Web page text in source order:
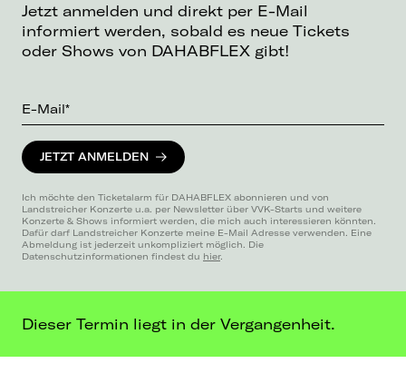
Jetzt anmelden und direkt per E-Mail
informiert werden, sobald es neue Tickets
oder Shows von DAHABFLEX gibt!
E-Mail*
JETZT ANMELDEN
Ich möchte den Ticketalarm für DAHABFLEX abonnieren und von
Landstreicher Konzerte u.a. per Newsletter über VVK-Starts und weitere
Konzerte & Shows informiert werden, die mich auch interessieren könnten.
Dafür darf Landstreicher Konzerte meine E-Mail Adresse verwenden. Eine
Abmeldung ist jederzeit unkompliziert möglich. Die
Datenschutzinformationen findest du hier.
Dieser Termin liegt in der Vergangenheit.